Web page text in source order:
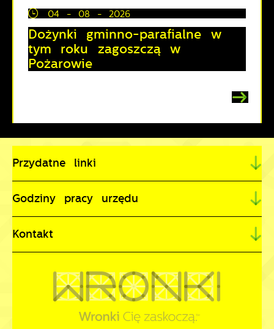
04 - 08 - 2026
Dożynki gminno-parafialne w
tym roku zagoszczą w
Pożarowie
Przydatne linki
Godziny pracy urzędu
Kontakt